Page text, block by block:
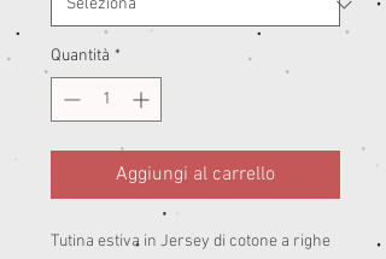
Quantità *
Aggiungi al carrello
Tutina estiva in Jersey di cotone a righe